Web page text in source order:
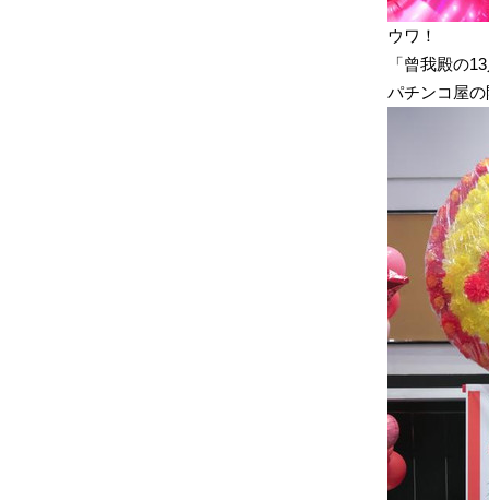
ウワ！
「曾我殿の
パチンコ屋